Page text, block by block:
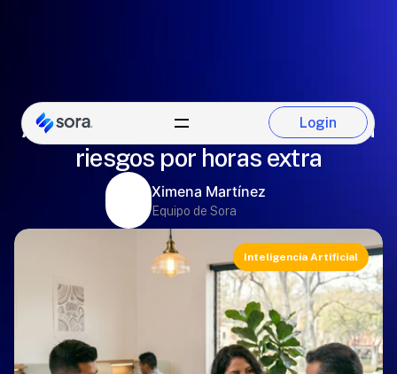
Login
Login
Auditoría de nómina con IA: Evita
riesgos por horas extra
Ximena Martínez
Equipo de Sora
Inteligencia Artificial